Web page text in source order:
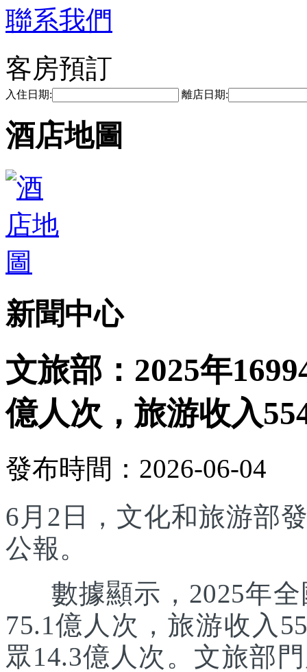
聯系我們
客房預訂
入住日期: 離店日期:
酒店地圖
新聞中心
文旅部：2025年
億人次，旅游收入
發布時間：2026-06-04
6月2日，文化和旅游部
公報。
數據顯示，2025年全
75.1億人次，旅游收入
眾14.3億人次。文旅部